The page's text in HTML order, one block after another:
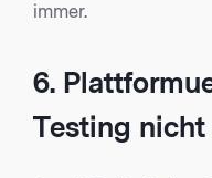
immer.
6.
Testing nicht